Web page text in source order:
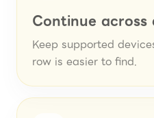
Continue across
Keep supported
row is easier to find.